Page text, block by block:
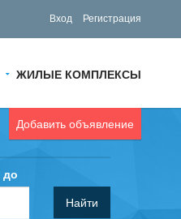
Вход Регистрация
ЖИЛЫЕ КОМПЛЕКСЫ
Добавить объявление
до
Найти